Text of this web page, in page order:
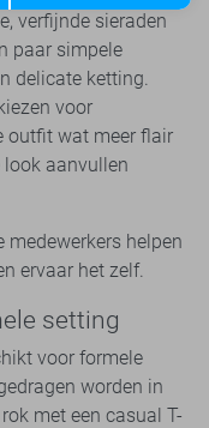
verfijnde sieraden
paar simpele
delicate ketting.
voor
outfit wat meer flair
look aanvullen
medewerkers helpen
ervaar het zelf.
setting
voor formele
worden in
met een casual T-